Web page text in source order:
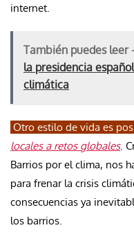
internet.
También puedes
la presidencia
climática
Otro estilo de vida es
locales a retos globales.
Barrios por el clima, nos
para frenar la crisis
consecuencias ya
los barrios.